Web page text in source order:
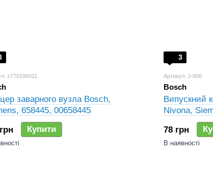
z770186011
заварного вузла Bosch,
658445, 00658445
Купити
3
Артикул: J-006
Bosch
Випускний
Nivona,
78 грн
В наявності